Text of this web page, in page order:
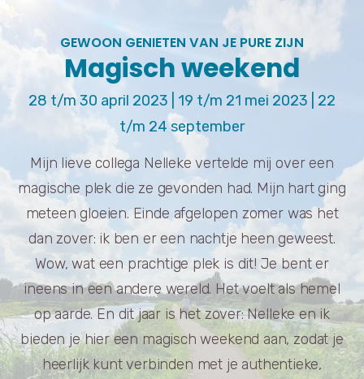
GEWOON GENIETEN VAN JE PURE ZIJN
Magisch weekend
28 t/m 30 april 2023 | 19 t/m 21 mei 2023 | 22
t/m 24 september
Mijn lieve collega Nelleke vertelde mij over een
magische plek die ze gevonden had. Mijn hart ging
meteen gloeien. Einde afgelopen zomer was het
dan zover: ik ben er een nachtje heen geweest.
Wow, wat een prachtige plek is dit! Je bent er
ineens in een andere wereld. Het voelt als hemel
op aarde. En dit jaar is het zover: Nelleke en ik
bieden je hier een magisch weekend aan, zodat je
heerlijk kunt verbinden met je authentieke,